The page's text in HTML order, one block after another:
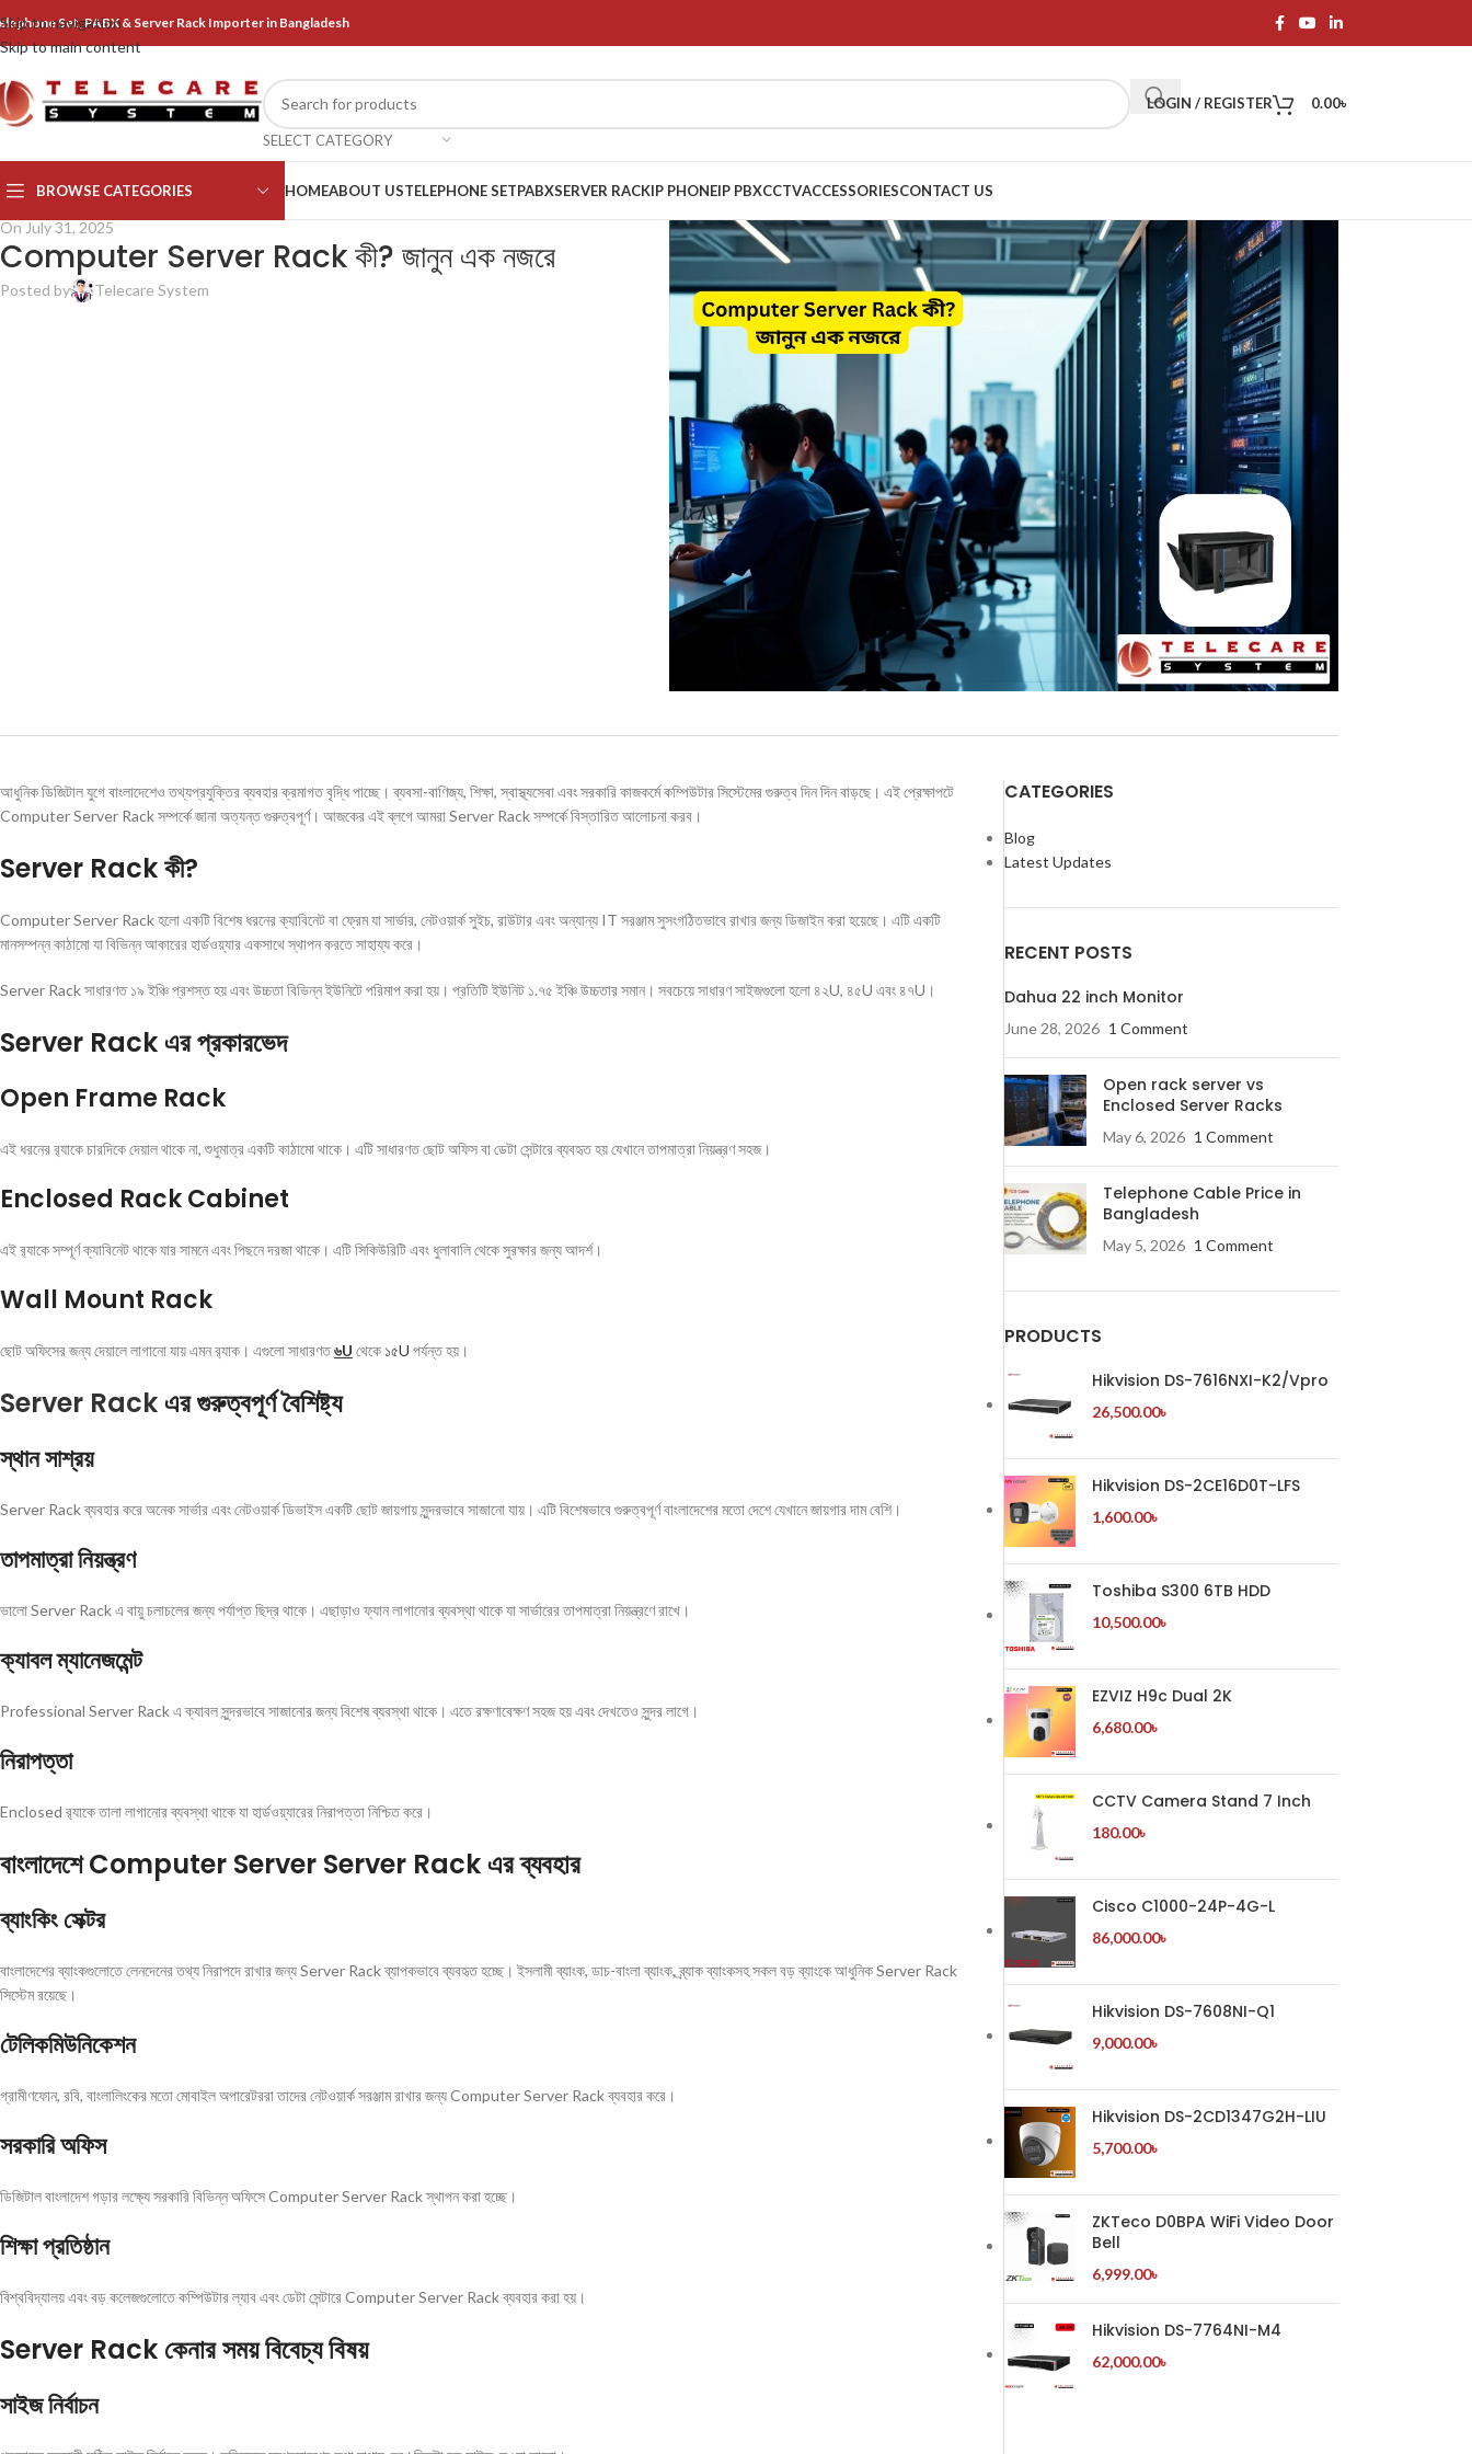
Skip to navigation
Skip to main content
Set, PABX & Server Rack Importer in Bangladesh
SELECT CATEGORY
LOGIN / REGISTER 0.00৳
BROWSE CATEGORIES HOMEABOUT USTELEPHONE SETPABXSERVER RACKIP PHONEIP PBXCCTVACCESSORIESCONTACT US
On July 31, 2025
Computer Server Rack কী? জানুন এক নজরে
Posted by Telecare System
আধুনিক ডিজিটাল যুগে বাংলাদেশেও তথ্যপ্রযুক্তির ব্যবহার ক্রমাগত বৃদ্ধি পাচ্ছে। ব্যবসা-বাণিজ্য, শিক্ষা, স্বাস্থ্যসেবা এবং সরকারি কাজকর্মে কম্পিউটার সিস্টেমের গুরুত্ব দিন দিন বাড়ছে। এই প্রেক্ষাপটে
Computer Server Rack সম্পর্কে জানা অত্যন্ত গুরুত্বপূর্ণ। আজকের এই ব্লগে আমরা Server Rack সম্পর্কে বিস্তারিত আলোচনা করব।
Server Rack কী?
Computer Server Rack হলো একটি বিশেষ ধরনের ক্যাবিনেট বা ফ্রেম যা সার্ভার, নেটওয়ার্ক সুইচ, রাউটার এবং অন্যান্য IT সরঞ্জাম সুসংগঠিতভাবে রাখার জন্য ডিজাইন করা হয়েছে। এটি একটি
মানসম্পন্ন কাঠামো যা বিভিন্ন আকারের হার্ডওয়্যার একসাথে স্থাপন করতে সাহায্য করে।
Server Rack সাধারণত ১৯ ইঞ্চি প্রশস্ত হয় এবং উচ্চতা বিভিন্ন ইউনিটে পরিমাপ করা হয়। প্রতিটি ইউনিট ১.৭৫ ইঞ্চি উচ্চতার সমান। সবচেয়ে সাধারণ সাইজগুলো হলো ৪২U, ৪৫U এবং ৪৭U।
Server Rack এর প্রকারভেদ
Open Frame Rack
এই ধরনের র‍্যাকে চারদিকে দেয়াল থাকে না, শুধুমাত্র একটি কাঠামো থাকে। এটি সাধারণত ছোট অফিস বা ডেটা সেন্টারে ব্যবহৃত হয় যেখানে তাপমাত্রা নিয়ন্ত্রণ সহজ।
Enclosed Rack Cabinet
এই র‍্যাকে সম্পূর্ণ ক্যাবিনেট থাকে যার সামনে এবং পিছনে দরজা থাকে। এটি সিকিউরিটি এবং ধুলাবালি থেকে সুরক্ষার জন্য আদর্শ।
Wall Mount Rack
ছোট অফিসের জন্য দেয়ালে লাগানো যায় এমন র‍্যাক। এগুলো সাধারণত৬U থেকে ১৫U পর্যন্ত হয়।
Server Rackএর গুরুত্বপূর্ণ বৈশিষ্ট্য
স্থান সাশ্রয়
Server Rack ব্যবহার করে অনেক সার্ভার এবং নেটওয়ার্ক ডিভাইস একটি ছোট জায়গায় সুন্দরভাবে সাজানো যায়। এটি বিশেষভাবে গুরুত্বপূর্ণ বাংলাদেশের মতো দেশে যেখানে জায়গার দাম বেশি।
তাপমাত্রা নিয়ন্ত্রণ
ভালো Server Rack এ বায়ু চলাচলের জন্য পর্যাপ্ত ছিদ্র থাকে। এছাড়াও ফ্যান লাগানোর ব্যবস্থা থাকে যা সার্ভারের তাপমাত্রা নিয়ন্ত্রণে রাখে।
ক্যাবল ম্যানেজমেন্ট
Professional Server Rack এ ক্যাবল সুন্দরভাবে সাজানোর জন্য বিশেষ ব্যবস্থা থাকে। এতে রক্ষণাবেক্ষণ সহজ হয় এবং দেখতেও সুন্দর লাগে।
নিরাপত্তা
Enclosed র‍্যাকে তালা লাগানোর ব্যবস্থা থাকে যা হার্ডওয়্যারের নিরাপত্তা নিশ্চিত করে।
বাংলাদেশে Computer Server Server Rack এর ব্যবহার
ব্যাংকিং সেক্টর
বাংলাদেশের ব্যাংকগুলোতে লেনদেনের তথ্য নিরাপদে রাখার জন্য Server Rack ব্যাপকভাবে ব্যবহৃত হচ্ছে। ইসলামী ব্যাংক, ডাচ-বাংলা ব্যাংক, ব্র্যাক ব্যাংকসহ সকল বড় ব্যাংকে আধুনিক Server Rack
সিস্টেম রয়েছে।
টেলিকমিউনিকেশন
গ্রামীণফোন, রবি, বাংলালিংকের মতো মোবাইল অপারেটররা তাদের নেটওয়ার্ক সরঞ্জাম রাখার জন্য Computer Server Rack ব্যবহার করে।
সরকারি অফিস
ডিজিটাল বাংলাদেশ গড়ার লক্ষ্যে সরকারি বিভিন্ন অফিসে Computer Server Rack স্থাপন করা হচ্ছে।
শিক্ষা প্রতিষ্ঠান
বিশ্ববিদ্যালয় এবং বড় কলেজগুলোতে কম্পিউটার ল্যাব এবং ডেটা সেন্টারে Computer Server Rack ব্যবহার করা হয়।
Server Rack কেনার সময় বিবেচ্য বিষয়
সাইজ নির্বাচন
CATEGORIES
Blog
Latest Updates
RECENT POSTS
Dahua 22 inch Monitor
June 28, 2026 1 Comment
Open rack server vs
Enclosed Server Racks
May 6, 2026 1 Comment
Telephone Cable Price in
Bangladesh
May 5, 2026 1 Comment
PRODUCTS
Hikvision DS-7616NXI-K2/Vpro
26,500.00৳
Hikvision DS-2CE16D0T-LFS
1,600.00৳
Toshiba S300 6TB HDD
10,500.00৳
EZVIZ H9c Dual 2K
6,680.00৳
CCTV Camera Stand 7 Inch
180.00৳
Cisco C1000-24P-4G-L
86,000.00৳
Hikvision DS-7608NI-Q1
9,000.00৳
Hikvision DS-2CD1347G2H-LIU
5,700.00৳
ZKTeco D0BPA WiFi Video Door
Bell
6,999.00৳
Hikvision DS-7764NI-M4
62,000.00৳